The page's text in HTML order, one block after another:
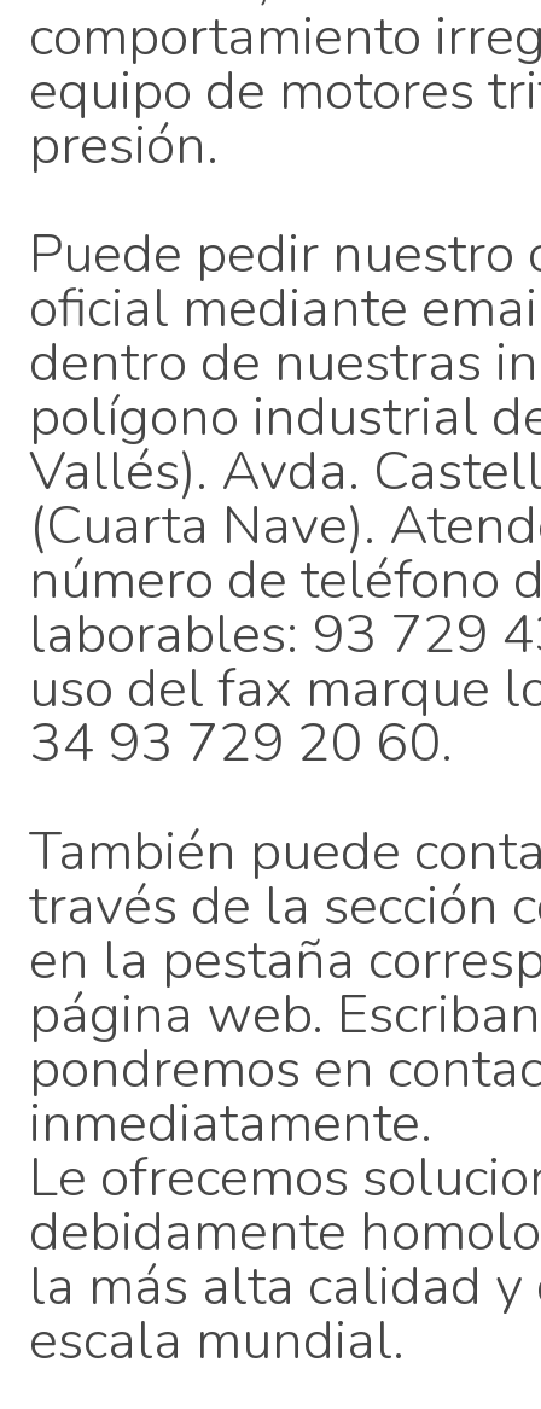
comportamiento
equipo de motores
presión.
Puede pedir nuestro
oficial mediante
dentro de nuestras
polígono industrial
Vallés). Avda.
(Cuarta Nave).
número de teléfono
laborables: 93 729
uso del fax marque
34 93 729 20 60.
También puede
través de la sección
en la pestaña
página web.
pondremos en
inmediatamente.
Le ofrecemos
debidamente
la más alta calidad
escala mundial.